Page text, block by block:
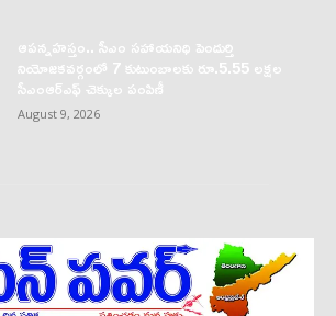
ఆపన్నహస్తం.. సీఎం సహాయనిధి పెందుర్తి
నియోజకవర్గంలో 7 కుటుంబాలకు రూ.5.55 లక్షల
సీఎంఆర్‌ఎఫ్ చెక్కుల పంపిణీ
August 9, 2026